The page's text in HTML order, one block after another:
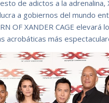
de adictos a la
a gobiernos del mundo
OF XANDER CAGE
acrobáticas más